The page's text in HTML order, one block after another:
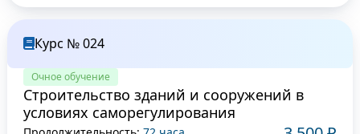
Курс № 024
Очное обучение
Строительство зданий и сооружений в
условиях саморегулирования